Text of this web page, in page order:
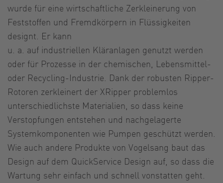
wurde für eine wirtschaftliche Zerkleinerung von
Feststoffen und Fremdkörpern in Flüssigkeiten
designt. Er kann
u. a. auf industriellen Kläranlagen genutzt werden
oder für Prozesse in der chemischen, Lebensmittel-
oder Recycling-Industrie. Dank der robusten Ripper-
Rotoren zerkleinert der XRipper problemlos
unterschiedlichste Materialien, so dass keine
Verstopfungen entstehen und nachgelagerte
Systemkomponenten wie Pumpen geschützt werden.
Wie auch andere Produkte von Vogelsang baut das
Design auf dem QuickService Design auf, so dass die
Wartung sehr einfach und schnell vonstatten geht.